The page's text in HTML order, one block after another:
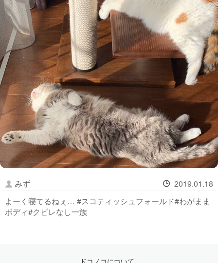
みず
2019.01.18
よーく寝てるねぇ… #スコティッシュフォールド#わがまま
ボディ#クビレなし一族